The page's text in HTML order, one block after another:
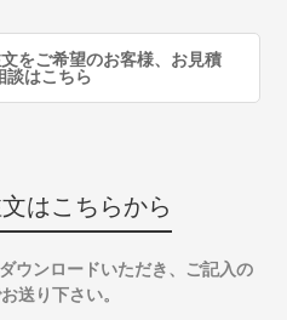
をご希望のお客様、お見積
談はこちら
はこちらから
ウンロードいただき、ご記入の
送り下さい。